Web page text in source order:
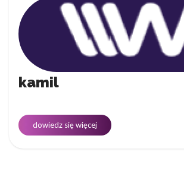
kamil
dowiedz się więcej